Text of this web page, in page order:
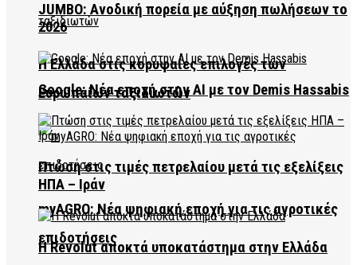
Η Ελλάδα στις κορυφαίες επιλογές των
Ευρωπαίων ταξιδιωτών
myAGRO: Νέα ψηφιακή εποχή για τις αγροτικές
επιδοτήσεις
JUMBO: Ανοδική πορεία με αύξηση πωλήσεων το
2026
Google: Νέα εποχή στην AI με τον Demis Hassabis
Πτώση στις τιμές πετρελαίου μετά τις εξελίξεις
ΗΠΑ – Ιράν
Η Revolut αποκτά υποκατάστημα στην Ελλάδα